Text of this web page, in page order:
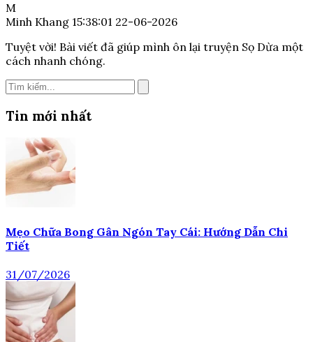
M
Minh Khang 15:38:01 22-06-2026
Tuyệt vời! Bài viết đã giúp mình ôn lại truyện Sọ Dừa một
cách nhanh chóng.
Tin mới nhất
Mẹo Chữa Bong Gân Ngón Tay Cái: Hướng Dẫn Chi
Tiết
31/07/2026